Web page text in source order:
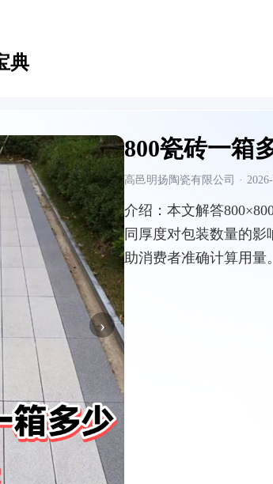
典
›
800瓷砖一箱
高邑明扬陶瓷有限公司 ·
介绍： 本文解答
同厚度对包装数量的
助消费者准确计算用量。